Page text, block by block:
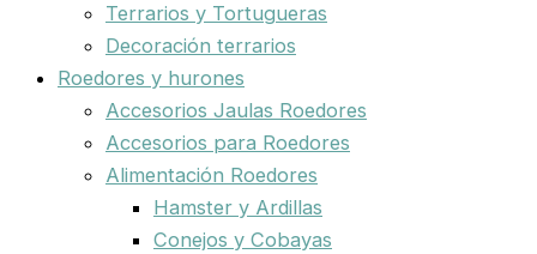
Terrarios y Tortugueras
Decoración terrarios
Roedores y hurones
Accesorios Jaulas Roedores
Accesorios para Roedores
Alimentación Roedores
Hamster y Ardillas
Conejos y Cobayas